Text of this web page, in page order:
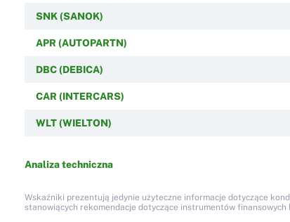
SNK (SANOK)
APR (AUTOPARTN)
DBC (DEBICA)
CAR (INTERCARS)
WLT (WIELTON)
Analiza techniczna
Wskaźniki prezentują jedynie użyteczne informacje dotyczące
stanowiących rekomendacje dotyczące instrumentów finansowych